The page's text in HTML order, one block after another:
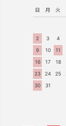
日 月 火
2
3 4
9
10 11
16
17 18
23
24 25
30
31